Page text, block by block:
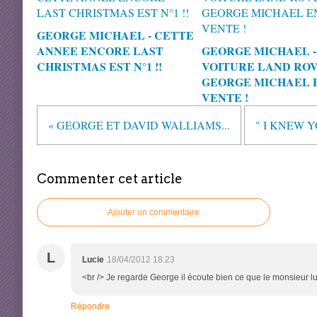
GEORGE MICHAEL - CETTE
ANNEE ENCORE LAST
CHRISTMAS EST N°1 !!
GEORGE MICHAEL
VOITURE LAND
GEORGE MICHAEL
VENTE !
« GEORGE ET DAVID WALLIAMS... " I KNEW
Commenter cet article
Ajouter un commentaire
L Lucie 18/04/2012 18:23
<br /> Je regarde George il écoute bien ce que le monsieur
Répondre